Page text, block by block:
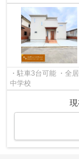
・駐車3台可能 ・全
中学校